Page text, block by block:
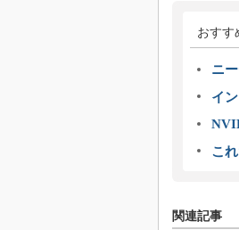
おすす
ニ
イ
こ
関連記事